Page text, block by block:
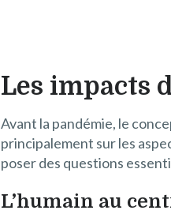
Les impacts
Avant la pandémie, le
principalement sur les
poser des questions
L’humain au